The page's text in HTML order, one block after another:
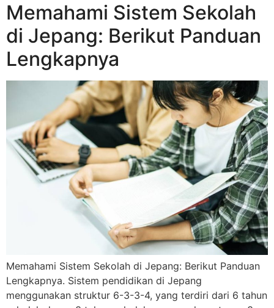
Memahami Sistem Sekolah
di Jepang: Berikut Panduan
Lengkapnya
Memahami Sistem Sekolah di Jepang: Berikut Panduan
Lengkapnya. Sistem pendidikan di Jepang
menggunakan struktur 6-3-3-4, yang terdiri dari 6 tahun